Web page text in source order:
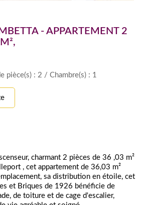
- APPARTEMENT 2
pièce(s) : 2 / Chambre(s) : 1
charmant 2 pièces de 36 ,03 m²
, cet appartement de 36,03 m²
sa distribution en étoile, cet
et Briques de 1926 bénéficie de
de toiture et de cage d'escalier,